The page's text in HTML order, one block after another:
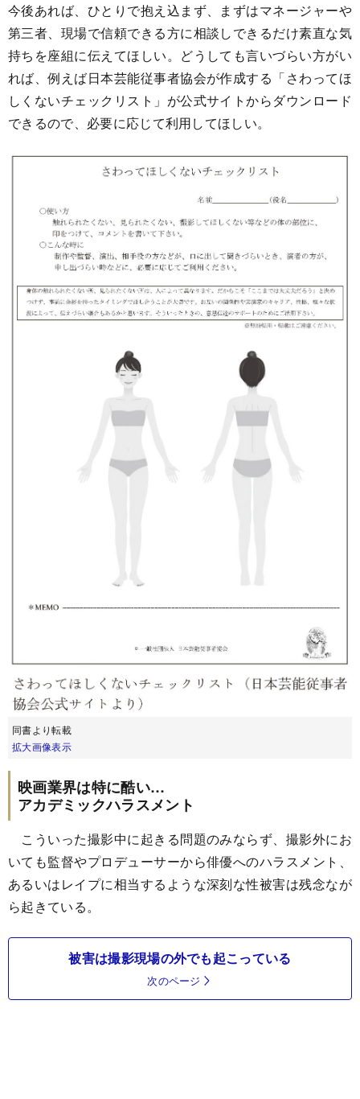
今後あれば、ひとりで抱え込まず、まずはマネージャーや
第三者、現場で信頼できる方に相談しできるだけ素直な気
持ちを座組に伝えてほしい。どうしても言いづらい方がい
れば、例えば日本芸能従事者協会が作成する「さわってほ
しくないチェックリスト」が公式サイトからダウンロード
できるので、必要に応じて利用してほしい。
同書より転載
拡大画像表示
映画業界は特に酷い…
アカデミックハラスメント
こういった撮影中に起きる問題のみならず、撮影外にお
いても監督やプロデューサーから俳優へのハラスメント、
あるいはレイプに相当するような深刻な性被害は残念なが
ら起きている。
被害は撮影現場の外でも起こっている
次のページ